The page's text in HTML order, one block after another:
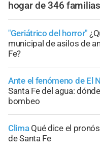
hogar de 346 familias
"Geriátrico del horror"
municipal de asilos de
Fe?
Ante el fenómeno de El
Santa Fe del agua:
bombeo
Clima Qué dice el
de Santa Fe